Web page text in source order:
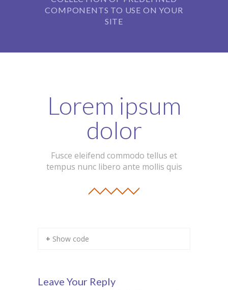
-- Patín Macarena
COMPONENTS TO USE ON YOUR
SITE
Lorem ipsum
dolor
Fusce eleifend commodo tellus et
tempus nunc libero ante mollis quis
+ Show code
Leave Your Reply